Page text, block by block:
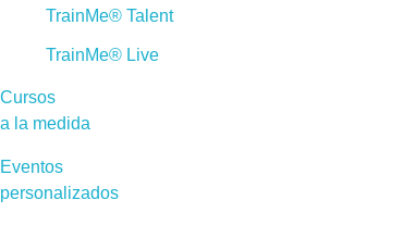
TrainMe® Talent
TrainMe® Live
Cursos
a la medida
Eventos
personalizados